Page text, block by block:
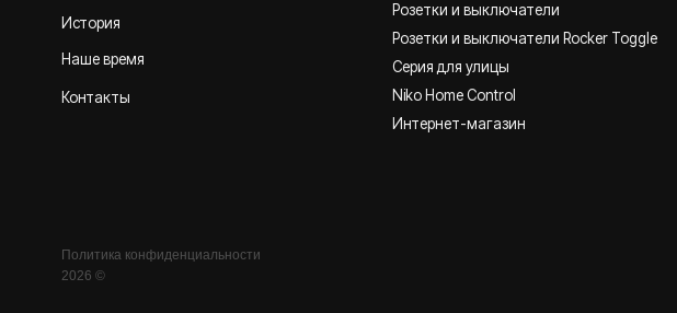
Политика конфиденциальности